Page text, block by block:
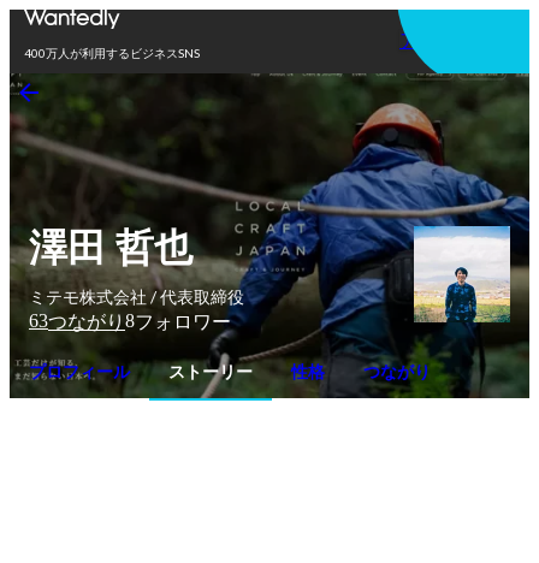
400万人が利用するビジネスSNS
アプリを使う
澤田 哲也
ミテモ株式会社 / 代表取締役
63つながり 8フォロワー
プロフィール ストーリー 性格 つながり